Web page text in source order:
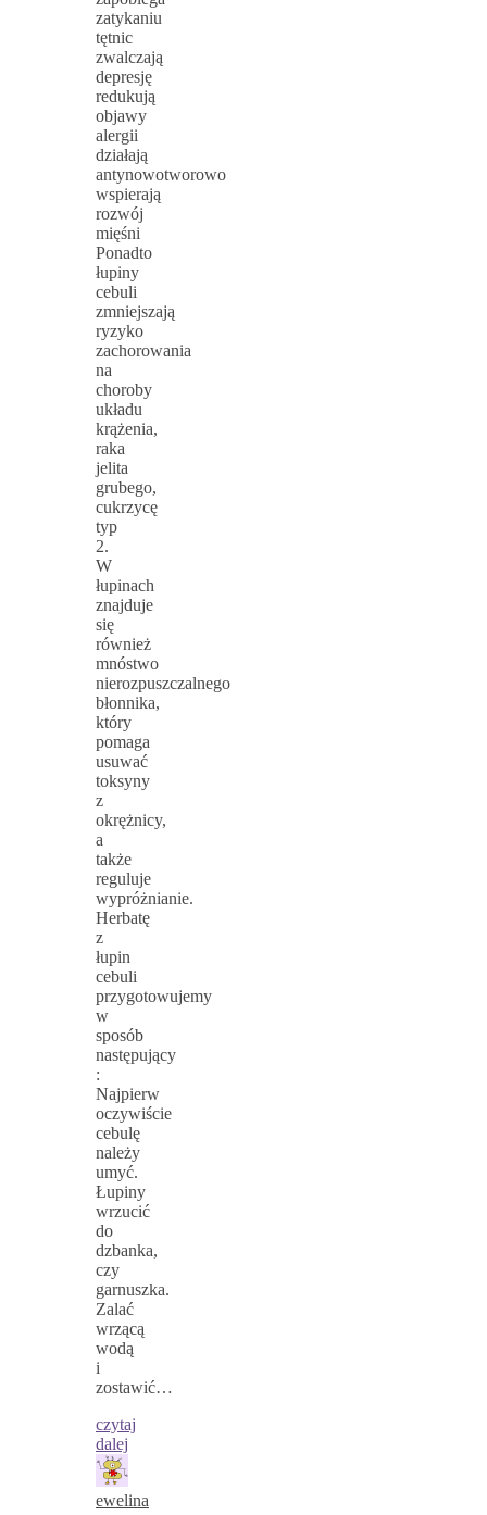
zatykaniu
tętnic
zwalczają
depresję
redukują
objawy
alergii
działają
antynowotworowo
wspierają
rozwój
mięśni
Ponadto
łupiny
cebuli
zmniejszają
ryzyko
zachorowania
na
choroby
układu
krążenia,
raka
jelita
grubego,
cukrzycę
typ
2.
W
łupinach
znajduje
się
również
mnóstwo
nierozpuszczalnego
błonnika,
który
pomaga
usuwać
toksyny
z
okrężnicy,
a
także
reguluje
wypróżnianie.
Herbatę
z
łupin
cebuli
przygotowujemy
w
sposób
następujący
:
Najpierw
oczywiście
cebulę
należy
umyć.
Łupiny
wrzucić
do
dzbanka,
czy
garnuszka.
Zalać
wrzącą
wodą
i
zostawić…
czytaj
dalej
ewelina